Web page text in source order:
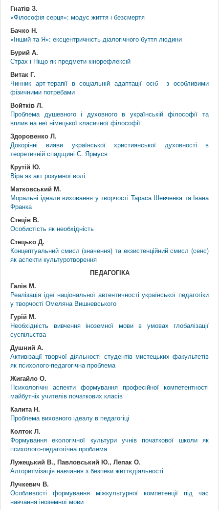
Гнатів З.
«Філософія серця»: модус життя і безсмертя
Бачко Н.
«Інший та Я»: ексцентричність діалогічного буття людини
Бурий А.
Страх і Ніщо як предмети кінорефлексій
Витак Г.
Чинник арт-терапії в соціальній адаптації осіб з особливими
фізичними потребами
Войтків Л.
Проблема душевного і духовного в українській філософії та
вплив на неї німецької класичної філософії
Здоровенко Л.
Докорінні вияви української християнської духовності в
теоретичній спадщині С. Ярмуся
Крутій Ю.
Віра як акт розумної волі
Матковський М.
Моральні ідеали виховання у творчості Тараса Шевченка та Івана
Франка
Стеців В.
Особистість як необхідність
Стецько Д.
Концептуальний смисл (значення) та екзистенційний смисл (сенс)
як аспекти культуротворення
ПЕДАГОГІКА
Галів М.
Реалізація ідеї національної автентичності української педагогіки
у творчості Омеляна Вишневського
Гурій М.
Необхідність вивчення іноземної мови в умовах глобалізації
суспільства
Душний А.
Активізації творчої діяльності студентів мистецьких факультетів
як психолого-педагогічна проблема
Жигайло О.
Психологічні аспекти формування професійної компетентності
майбутніх учителів початкових класів
Калита Н.
Проблема виховного ідеалу в педагогіці
Колток Л.
Формування екологічної культури учнів початкової школи як
психолого-педагогічна проблема
Лужецький В., Павловський Ю., Лепак О.
Алгоритмізація навчання з безпеки життєдіяльності
Лучкевич В.
Особливості формування міжкультурної компетенції під час
навчання іноземної мови